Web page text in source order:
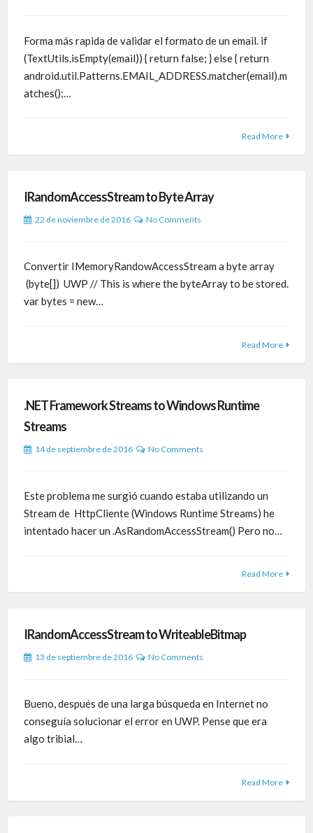
Forma más rapida de validar el formato de un email. if
(TextUtils.isEmpty(email)) { return false; } else { return
android.util.Patterns.EMAIL_ADDRESS.matcher(email).m
atches();…
Read More
IRandomAccessStream to Byte Array
22 de noviembre de 2016 No Comments
Convertir IMemoryRandowAccessStream a byte array
(byte[]) UWP // This is where the byteArray to be stored.
var bytes = new…
Read More
.NET Framework Streams to Windows Runtime
Streams
14 de septiembre de 2016 No Comments
Este problema me surgió cuando estaba utilizando un
Stream de HttpCliente (Windows Runtime Streams) he
intentado hacer un .AsRandomAccessStream() Pero no…
Read More
IRandomAccessStream to WriteableBitmap
13 de septiembre de 2016 No Comments
Bueno, después de una larga búsqueda en Internet no
conseguía solucionar el error en UWP. Pense que era
algo tribial…
Read More